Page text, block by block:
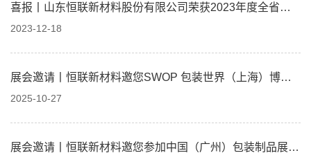
喜报丨山东恒联新材料股份有限公司荣获2023年度全省轻
纺行业优秀职工代表提案二等奖
2023-12-18
展会邀请丨恒联新材料邀您SWOP 包装世界（上海）博览
会
2025-10-27
展会邀请丨恒联新材料邀您参加中国（广州）包装制品展览